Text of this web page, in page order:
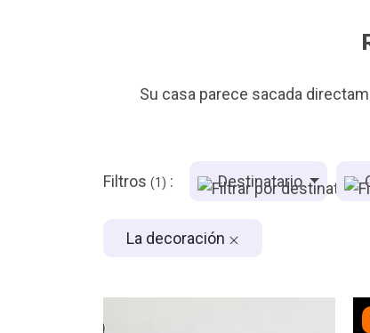
Su casa parece sacada
Filtros (1) : Destinatario
La decoración